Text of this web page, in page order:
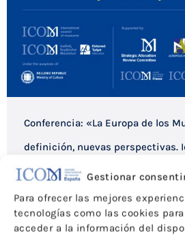
Gestionar
Para ofrecer las mejores
tecnologías como las cookies
acceder a la información del
Conferencia: «La Europa de los
definición, nuevas perspectivas.
credibilidad, sostenibilidad»
Conferencias y Encuentros,
PorICOM-CE 30 de noviembre